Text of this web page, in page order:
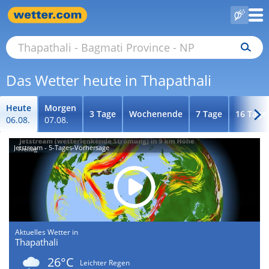
Das Wetter heute in Thapathali
Heute
06.08.
Morgen
07.08.
3 Tage Wochenende 7 Tage 16 Tage
Jetstream - 5-Tages-Vorhersage
Aktuelles Wetter in
Thapathali
26°C
Leichter Regen